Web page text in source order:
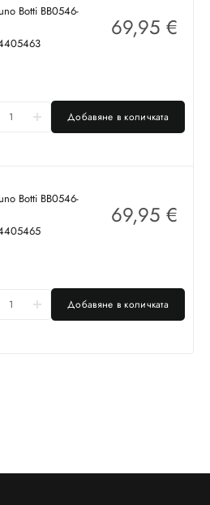
Botti BB0546-
69,95 €
Добавяне в количката
Botti BB0546-
69,95 €
Добавяне в количката